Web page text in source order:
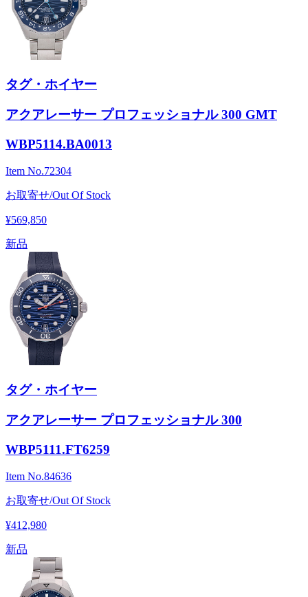
タグ・ホイヤー
アクアレーサー プロフェッショナル 300 GMT
WBP5114.BA0013
Item No.72304
お取寄せ/Out Of Stock
¥569,850
新品
タグ・ホイヤー
アクアレーサー プロフェッショナル 300
WBP5111.FT6259
Item No.84636
お取寄せ/Out Of Stock
¥412,980
新品